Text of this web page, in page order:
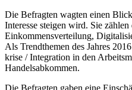
Die Befragten wagten einen
Interesse steigen wird. Sie
Einkommensverteilung,
Als Trendthemen des Jahres
krise / Integration in den
Handelsabkommen.
Die Befragten gaben eine